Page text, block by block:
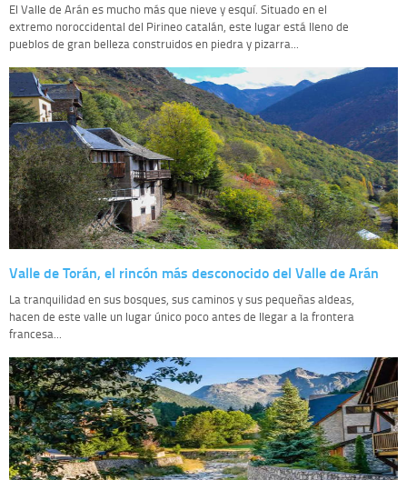
El Valle de Arán es mucho más que nieve y esquí. Situado en el
extremo noroccidental del Pirineo catalán, este lugar está lleno de
pueblos de gran belleza construidos en piedra y pizarra...
Valle de Torán, el rincón más desconocido del Valle de Arán
La tranquilidad en sus bosques, sus caminos y sus pequeñas aldeas,
hacen de este valle un lugar único poco antes de llegar a la frontera
francesa...